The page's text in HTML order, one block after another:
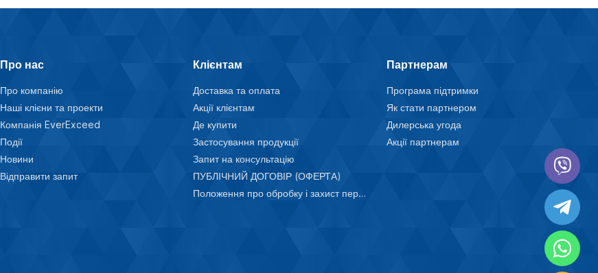
Про нас
Про компанію
Наші клієни та проекти
Компанія EverExceed
Події
Новини
Відправити запит
Клієнтам
Доставка та оплата
Акції клієнтам
Де купити
Застосування продукції
Запит на консультацію
ПУБЛІЧНИЙ ДОГОВІР (ОФЕРТА)
Положення про обробку і захист персональних даних
Партнерам
Програма підтримки
Як стати партнером
Дилерська угода
Акції партнерам